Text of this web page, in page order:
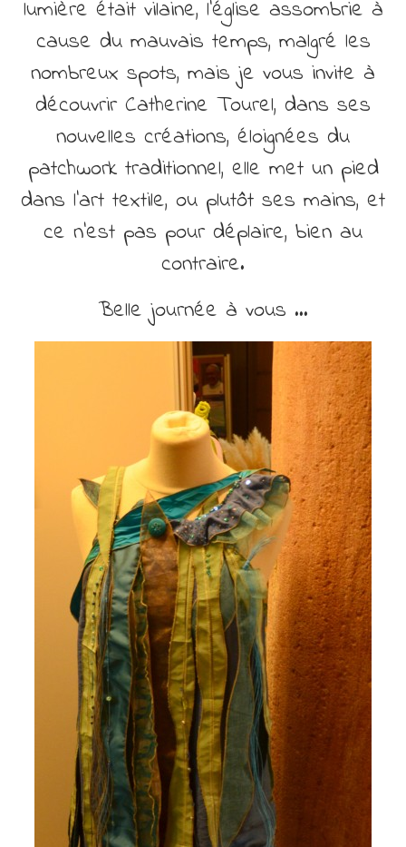
lumière était vilaine, l’église assombrie à
cause du mauvais temps, malgré les
nombreux spots, mais je vous invite à
découvrir Catherine Tourel, dans ses
nouvelles créations, éloignées du
patchwork traditionnel, elle met un pied
dans l’art textile, ou plutôt ses mains, et
ce n’est pas pour déplaire, bien au
contraire.
Belle journée à vous …